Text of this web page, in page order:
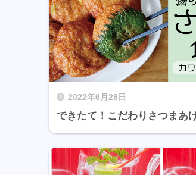
2022年6月28日
できたて！こだわりさつまあ